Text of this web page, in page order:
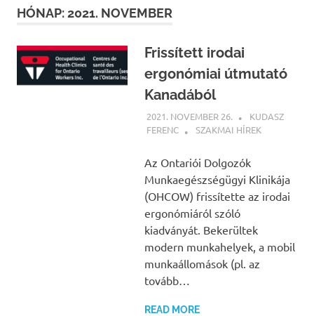
HÓNAP:2021. NOVEMBER
Frissített irodai
ergonómiai útmutató
Kanadából
2021. NOVEMBER 26.
KUDASZ
FERENC
SZAKMAI HÍREK
Az Ontariói Dolgozók
Munkaegészségügyi Klinikája
(OHCOW) frissítette az irodai
ergonómiáról szóló
kiadványát. Bekerültek
modern munkahelyek, a mobil
munkaállomások (pl. az
tovább…
READ MORE